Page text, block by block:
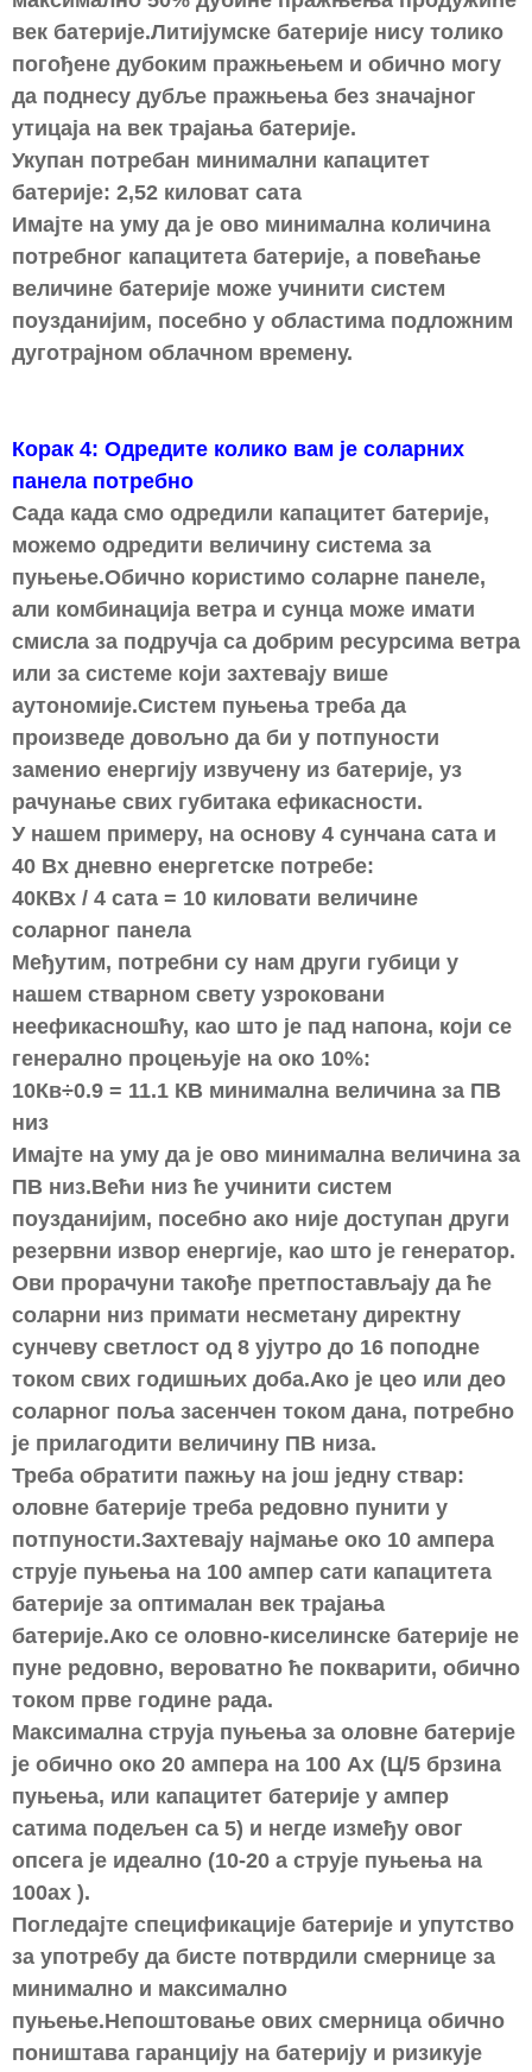
век батерије.Литијумске батерије нису толико
погођене дубоким пражњењем и обично могу
да поднесу дубље пражњења без значајног
утицаја на век трајања батерије.
Укупан потребан минимални капацитет
батерије: 2,52 киловат сата
Имајте на уму да је ово минимална количина
потребног капацитета батерије, а повећање
величине батерије може учинити систем
поузданијим, посебно у областима подложним
дуготрајном облачном времену.
Корак 4: Одредите колико вам је соларних
панела потребно
Сада када смо одредили капацитет батерије,
можемо одредити величину система за
пуњење.Обично користимо соларне панеле,
али комбинација ветра и сунца може имати
смисла за подручја са добрим ресурсима ветра
или за системе који захтевају више
аутономије.Систем пуњења треба да
произведе довољно да би у потпуности
заменио енергију извучену из батерије, уз
рачунање свих губитака ефикасности.
У нашем примеру, на основу 4 сунчана сата и
40 Вх дневно енергетске потребе:
40КВх / 4 сата = 10 киловати величине
соларног панела
Међутим, потребни су нам други губици у
нашем стварном свету узроковани
неефикасношћу, као што је пад напона, који се
генерално процењује на око 10%:
10Кв÷0.9 = 11.1 КВ минимална величина за ПВ
низ
Имајте на уму да је ово минимална величина за
ПВ низ.Већи низ ће учинити систем
поузданијим, посебно ако није доступан други
резервни извор енергије, као што је генератор.
Ови прорачуни такође претпостављају да ће
соларни низ примати несметану директну
сунчеву светлост од 8 ујутро до 16 поподне
током свих годишњих доба.Ако је цео или део
соларног поља засенчен током дана, потребно
је прилагодити величину ПВ низа.
Треба обратити пажњу на још једну ствар:
оловне батерије треба редовно пунити у
потпуности.Захтевају најмање око 10 ампера
струје пуњења на 100 ампер сати капацитета
батерије за оптималан век трајања
батерије.Ако се оловно-киселинске батерије не
пуне редовно, вероватно ће покварити, обично
током прве године рада.
Максимална струја пуњења за оловне батерије
је обично око 20 ампера на 100 Ах (Ц/5 брзина
пуњења, или капацитет батерије у ампер
сатима подељен са 5) и негде између овог
опсега је идеално (10-20 а струје пуњења на
100ах ).
Погледајте спецификације батерије и упутство
за употребу да бисте потврдили смернице за
минимално и максимално
пуњење.Непоштовање ових смерница обично
поништава гаранцију на батерију и ризикује